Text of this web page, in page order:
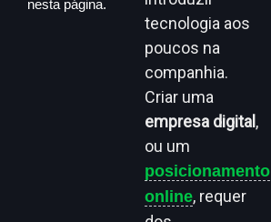
nesta página.
tecnologia aos
poucos na
companhia.
Criar uma
empresa digital ,
ou um
posicionamento
online, requer